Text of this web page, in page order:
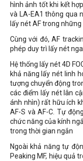
hình ảnh tốt khi kết
và LA-EA1 thông qua
lấy nét AF trong những
Cùng với đó, AF
phép duy trì lấy nét
Hệ thống lấy nét 4D
khả năng lấy nét linh
tượng chuyển động
các điểm lấy nét lân
ánh nhìn) rất hữu ích
AF-S và AF-C. Tự
chức năng của kính
trong thời gian ngắn
Ngoài khả năng tự
Peaking MF, hiệu quả